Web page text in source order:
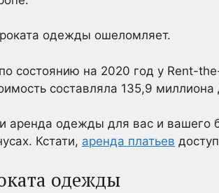
одежды ошеломляет.
состоянию на 2020 год у Rent-
составляла 135,9 миллиона
аренда одежды для вас и вашего
Кстати, аренда платьев
одежды